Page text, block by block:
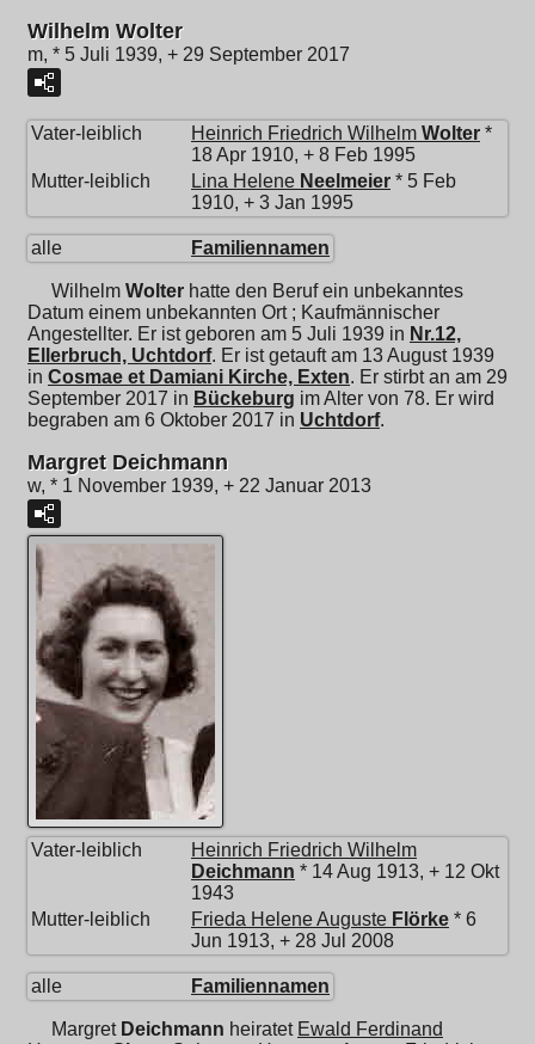
Wilhelm Wolter
m, * 5 Juli 1939, + 29 September 2017
Vater-leiblich Heinrich Friedrich Wilhelm Wolter *
18 Apr 1910, + 8 Feb 1995
Mutter-leiblich
Lina Helene Neelmeier * 5 Feb
1910, + 3 Jan 1995
alle Familiennamen
Wilhelm Wolter hatte den Beruf ein unbekanntes
Datum einem unbekannten Ort ; Kaufmännischer
Angestellter. Er ist geboren am 5 Juli 1939 in Nr.12,
Ellerbruch, Uchtdorf. Er ist getauft am 13 August 1939
in Cosmae et Damiani Kirche, Exten. Er stirbt an am 29
September 2017 in Bückeburg im Alter von 78. Er wird
begraben am 6 Oktober 2017 in Uchtdorf.
Margret Deichmann
w, * 1 November 1939, + 22 Januar 2013
Vater-leiblich
Heinrich Friedrich Wilhelm
Deichmann * 14 Aug 1913, + 12 Okt
1943
Mutter-leiblich
Frieda Helene Auguste Flörke * 6
Jun 1913, + 28 Jul 2008
alle Familiennamen
Margret Deichmann heiratet Ewald Ferdinand